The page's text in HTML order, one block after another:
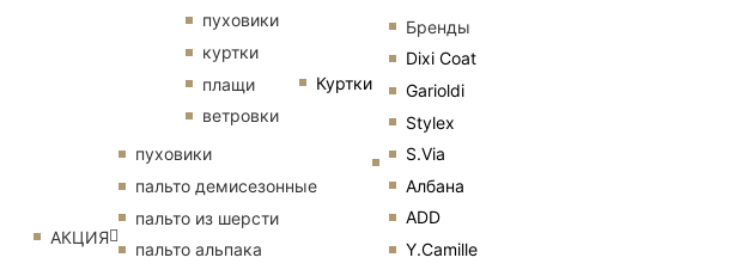
Куртки
Бренды
Dixi Coat
Garioldi
Stylex
S.Via
Албана
ADD
Y.Camille
пуховики
куртки
плащи
ветровки
АКЦИЯ
пуховики
пальто демисезонные
пальто из шерсти
пальто альпака